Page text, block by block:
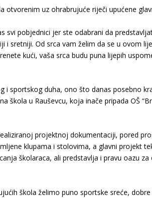
otvorenim uz ohrabrujuće riječi upućene
svi pobjednici jer ste odabrani da
i sretniji. Od srca vam želim da se u ovom
kući, vaša srca budu puna lijepih
i sportskog duha, ono što danas posebno
škola u Rauševcu, koja inače pripada OŠ
projektnoj dokumentaciji, pored
klupama i stolovima, a glavni projekt
školaraca, ali predstavlja i pravu oazu
škola želimo puno sportske sreće,